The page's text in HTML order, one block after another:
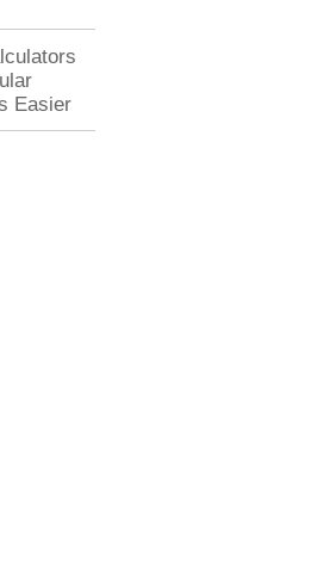
Easier